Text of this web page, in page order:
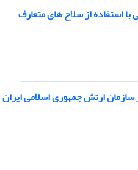
استفاده از سلاح های متعارف
ارتش جمهوری اسلامی ایران